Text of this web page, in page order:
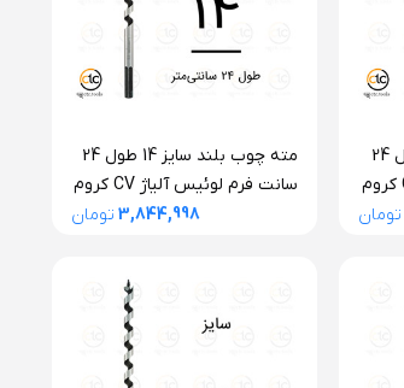
مته چوب بلند سایز 16 طول 24
سانت فرم لوئیس آلیاژ CV کروم
تومان
مته چوب بلند سایز 14 طول 24
سانت فرم لوئیس آلیاژ CV کروم
وانادیوم آلپن اتریش
3,844,998 تومان